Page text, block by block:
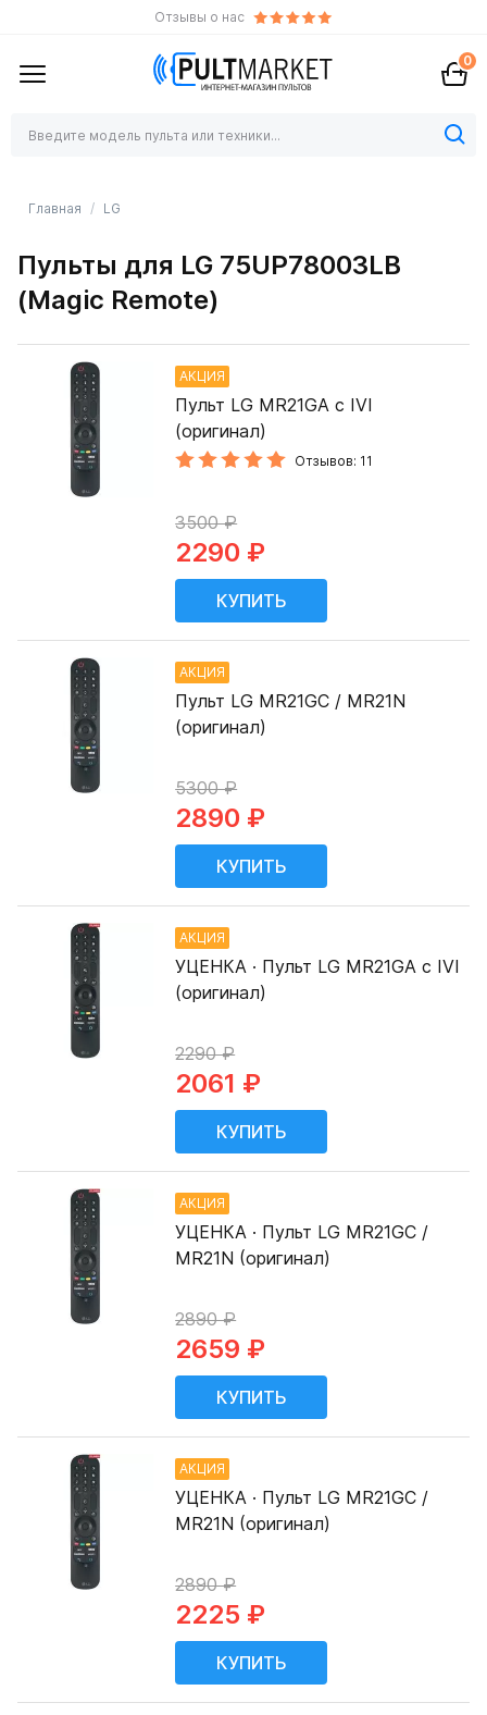
Отзывы о нас
0
Главная LG
Пульты для LG 75UP78003LB
(Magic Remote)
АКЦИЯ
Пульт LG MR21GA с IVI
(оригинал)
Отзывов: 11
3500 ₽
2290 ₽
АКЦИЯ
Пульт LG MR21GC / MR21N
(оригинал)
5300 ₽
2890 ₽
АКЦИЯ
УЦЕНКА · Пульт LG MR21GA с IVI
(оригинал)
2290 ₽
2061 ₽
АКЦИЯ
УЦЕНКА · Пульт LG MR21GC /
MR21N (оригинал)
2890 ₽
2659 ₽
АКЦИЯ
УЦЕНКА · Пульт LG MR21GC /
MR21N (оригинал)
2890 ₽
2225 ₽